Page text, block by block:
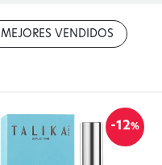
MEJORES VENDIDOS
-12%